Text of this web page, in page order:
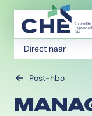
Direct naar
Post-hbo